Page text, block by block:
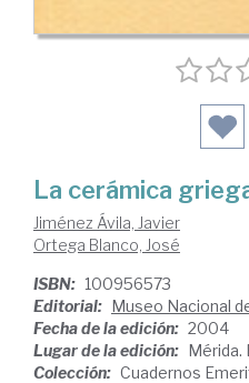
La cerámica
Jiménez Ávila, Javier
Ortega Blanco, José
ISBN: 100956573
Editorial: Museo Nacional
Fecha de la edición: 2004
Lugar de la edición: Mérida.
Colección: Cuadernos